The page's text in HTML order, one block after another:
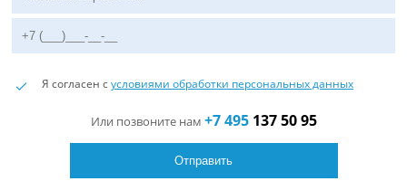
Я согласен сусловиями обработки персональных данных
Или позвоните нам +7 495137 50 95